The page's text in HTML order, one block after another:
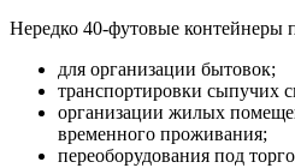
Нередко 40-футовые контейнеры
для организации бытовок;
транспортировки сыпучих
организации жилых
временного проживания;
переоборудования под